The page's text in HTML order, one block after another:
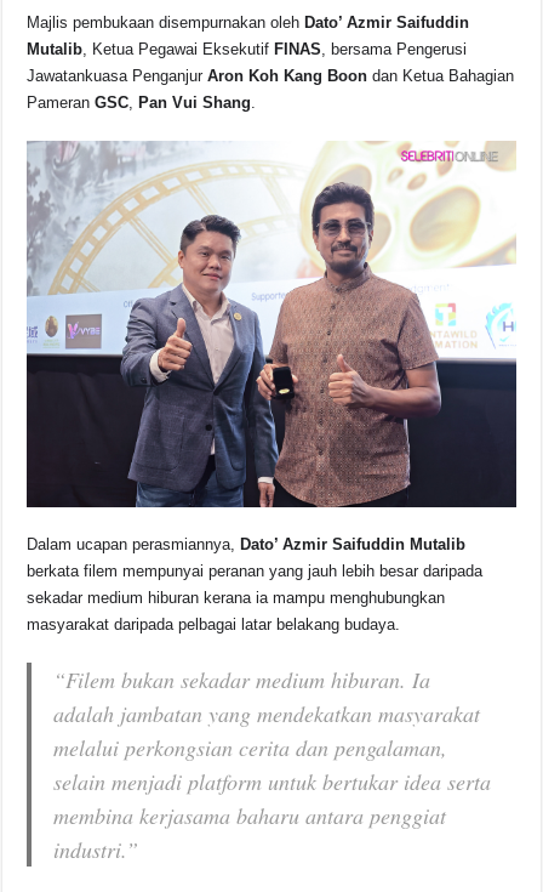
Majlis pembukaan disempurnakan olehDato’ Azmir Saifuddin
Mutalib , Ketua Pegawai EksekutifFINAS , bersama Pengerusi
Jawatankuasa PenganjurAron Koh Kang Boon dan Ketua Bahagian
PameranGSC ,Pan Vui Shang
Dalam ucapan perasmiannya, Dato’ Azmir Saifuddin Mutalib
berkata filem mempunyai peranan yang jauh lebih besar daripada
sekadar medium hiburan kerana ia mampu menghubungkan
masyarakat daripada pelbagai latar belakang budaya.
“Filem bukan sekadar medium hiburan. Ia
adalah jambatan yang mendekatkan masyarakat
melalui perkongsian cerita dan pengalaman,
selain menjadi platform untuk bertukar idea serta
membina kerjasama baharu antara penggiat
industri.”